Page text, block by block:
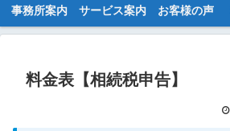
事務所案内 サービス案内 お客様の声
料金表【相続税申告】